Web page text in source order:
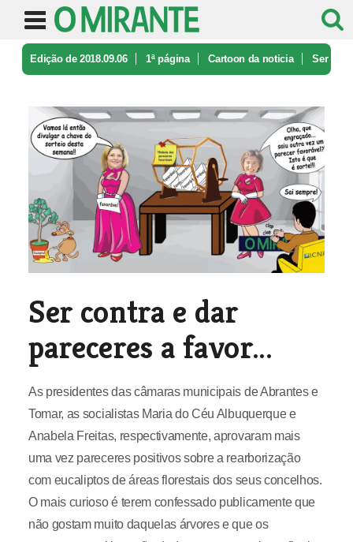
Edição de 2018.09.06 1ª página Cartoon da noticia Ser
Ser contra e dar
pareceres a favor...
As presidentes das câmaras municipais de Abrantes e
Tomar, as socialistas Maria do Céu Albuquerque e
Anabela Freitas, respectivamente, aprovaram mais
uma vez pareceres positivos sobre a rearborização
com eucaliptos de áreas florestais dos seus concelhos.
O mais curioso é terem confessado publicamente que
não gostam muito daquelas árvores e que os